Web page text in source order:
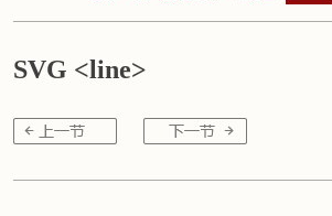
SVG <line>